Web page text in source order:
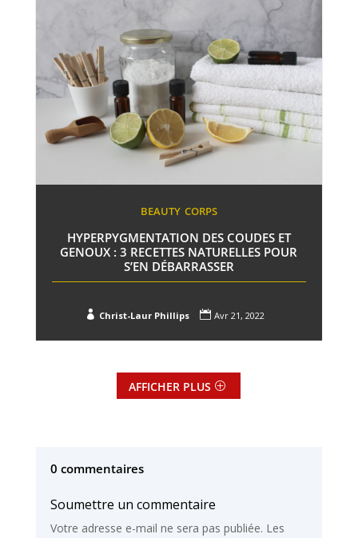
BEAUTY CORPS
HYPERPYGMENTATION DES COUDES ET
GENOUX : 3 RECETTES NATURELLES POUR
S’EN DÉBARRASSER
 Christ-Laur Phillips  Avr 21, 2022
AFFICHER PLUS
0 commentaires
Soumettre un commentaire
Votre adresse e-mail ne sera pas publiée. Les